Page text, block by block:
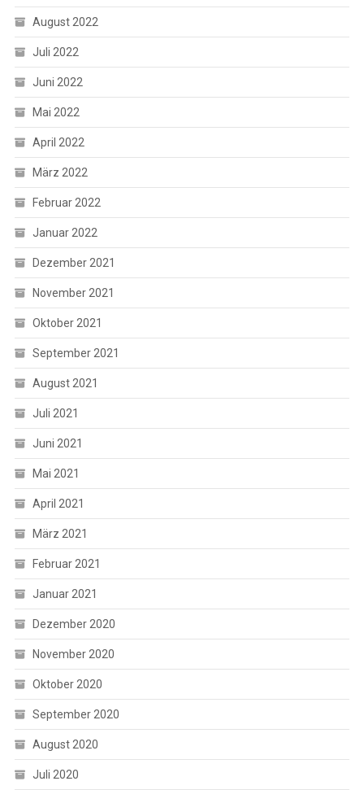
August 2022
Juli 2022
Juni 2022
Mai 2022
April 2022
März 2022
Februar 2022
Januar 2022
Dezember 2021
November 2021
Oktober 2021
September 2021
August 2021
Juli 2021
Juni 2021
Mai 2021
April 2021
März 2021
Februar 2021
Januar 2021
Dezember 2020
November 2020
Oktober 2020
September 2020
August 2020
Juli 2020